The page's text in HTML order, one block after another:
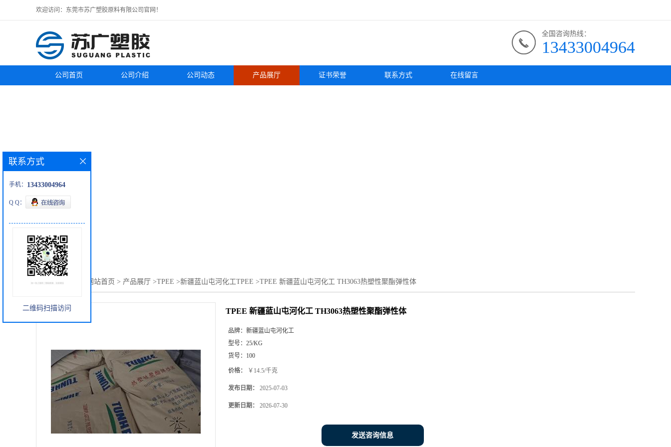
欢迎访问：东莞市苏广塑胶原料有限公司官网！
全国咨询热线：
13433004964
公司首页 公司介绍 公司动态 产品展厅 证书荣誉 联系方式 在线留言
您当前的位置： 网站首页 > 产品展厅 >TPEE >新疆蓝山屯河化工TPEE >TPEE 新疆蓝山屯河化工 TH3063热塑性聚酯弹性体
TPEE 新疆蓝山屯河化工 TH3063热塑性聚酯弹性体
品牌： 新疆蓝山屯河化工
型号： 25/KG
货号： 100
价格： ￥14.5/千克
发布日期： 2025-07-03
更新日期： 2026-07-30
发送咨询信息
联系方式
手机： 13433004964
Q Q：
二维码扫描访问